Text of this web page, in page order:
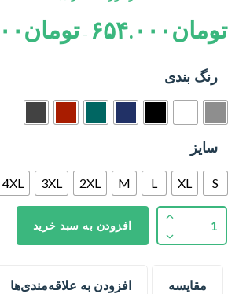
1.00
از
امتیازدهی
مشتری
تومان۶۵۴.۰۰۰ – تومان
رنگ بندی
سایز
S
XL
L
M
2XL
3XL
4XL
افزودن به سبد خرید
مقایسه افزودن به علاقه‌مندی‌ها